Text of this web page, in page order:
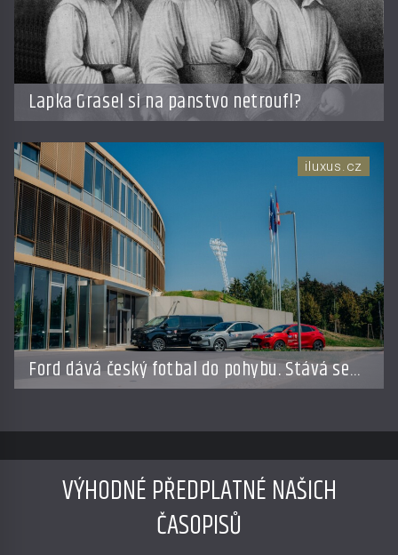
Lapka Grasel si na panstvo netroufl?
Ford dává český fotbal do pohybu. Stává se
novým partnerem FAČR
iluxus.cz
VÝHODNÉ PŘEDPLATNÉ NAŠICH
ČASOPISŮ